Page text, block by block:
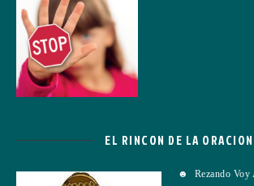
EL RINCON DE LA
☻ Rezando Voy